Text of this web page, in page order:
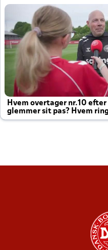
Hvem overtager nr.10 efter
glemmer sit pas? Hvem
altid til efter kampe?